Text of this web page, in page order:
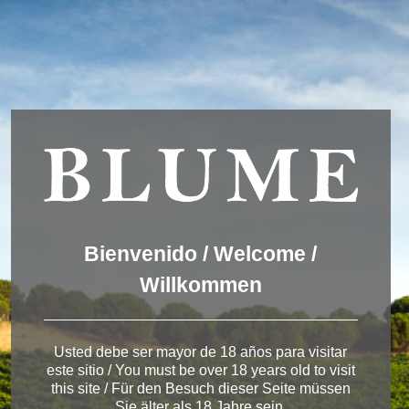
ENGLISH
ESPAÑOL
DEUTSCH
Winery Rueda
< Winery in Rueda
We are using cookies to give you the best experience on our
website.
You can find out more about which cookies we are using or
Bienvenido / Welcome /
Willkommen
Usted debe ser mayor de 18 años para visitar
este sitio / You must be over 18 years old to visit
this site / Für den Besuch dieser Seite müssen